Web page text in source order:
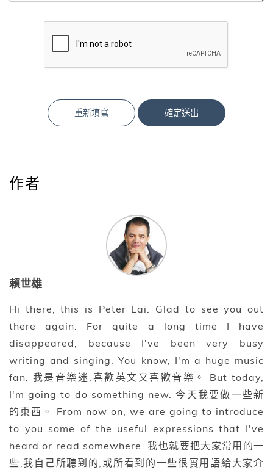
重新填寫 確定送出
作者
賴世雄
Hi there, this is Peter Lai. Glad to see you out
there again. For quite a long time I have
disappeared, because I've been very busy
writing and singing. You know, I'm a huge music
fan. 我是音樂迷,喜歡英文又喜歡音樂。 But today,
I'm going to do something new. 今天我要做一些新
的東西。 From now on, we are going to introduce
to you some of the useful expressions that I've
heard or read somewhere. 我也就要把大家常用的一
些,我自己所聽到的,或所看到的一些很實用語給大家介